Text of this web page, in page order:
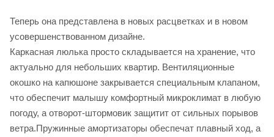
Теперь она представлена в новых расцветках и в новом
усовершенствованном дизайне.
Каркасная люлька просто складывается на хранение, что
актуально для небольших квартир. Вентиляционные
окошко на капюшоне закрывается специальным клапаном,
что обеспечит малышу комфортный микроклимат в любую
погоду, а отворот-штормовик защитит от сильных порывов
ветра.Пружинные амортизаторы обеспечат плавный ход, а